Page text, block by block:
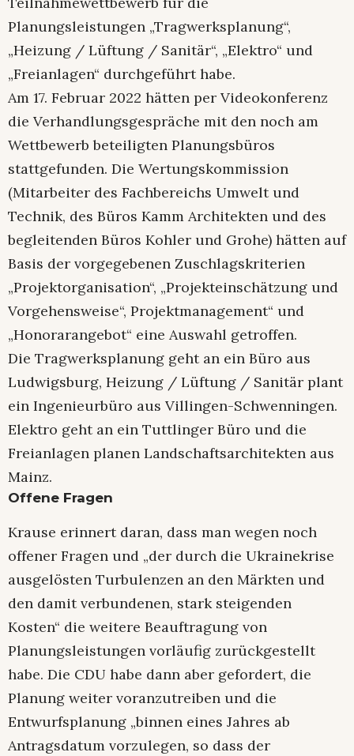
Planungsleistungen „Tragwerksplanung“,
„Heizung / Lüftung / Sanitär“, „Elektro“ und
„Freianlagen“ durchgeführt habe.
Am 17. Februar 2022 hätten per Videokonferenz
die Verhandlungsgespräche mit den noch am
Wettbewerb beteiligten Planungsbüros
stattgefunden. Die Wertungskommission
(Mitarbeiter des Fachbereichs Umwelt und
Technik, des Büros Kamm Architekten und des
begleitenden Büros Kohler und Grohe) hätten auf
Basis der vorgegebenen Zuschlagskriterien
„Projektorganisation“, „Projekteinschätzung und
Vorgehensweise“, Projektmanagement“ und
„Honorarangebot“ eine Auswahl getroffen.
Die Tragwerksplanung geht an ein Büro aus
Ludwigsburg, Heizung / Lüftung / Sanitär plant
ein Ingenieurbüro aus Villingen-Schwenningen.
Elektro geht an ein Tuttlinger Büro und die
Freianlagen planen Landschaftsarchitekten aus
Mainz.
Offene Fragen
Krause erinnert daran, dass man wegen noch
offener Fragen und „der durch die Ukrainekrise
ausgelösten Turbulenzen an den Märkten und
den damit verbundenen, stark steigenden
Kosten“ die weitere Beauftragung von
Planungsleistungen vorläufig zurückgestellt
habe. Die CDU habe dann aber gefordert, die
Planung weiter voranzutreiben und die
Entwurfsplanung „binnen eines Jahres ab
Antragsdatum vorzulegen, so dass der